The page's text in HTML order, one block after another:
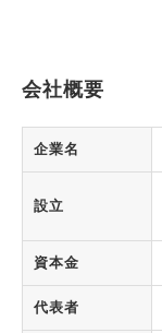
会社概要
企業名
設立
資本金
代表者